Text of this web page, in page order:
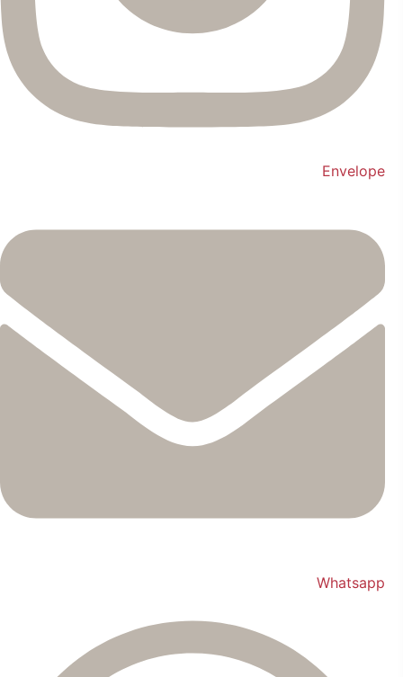
Envelope
Whatsapp